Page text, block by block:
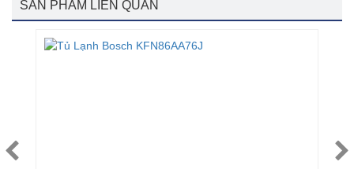
SẢN PHẨM LIÊN QUAN